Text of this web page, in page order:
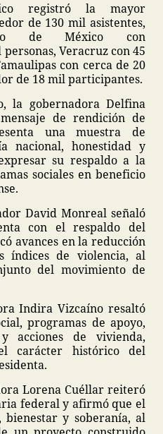
registró la mayor
de 130 mil asistentes,
de México con
Veracruz con 45
con cerca de 20
de 18 mil participantes.
la gobernadora Delfina
de rendición de
una muestra de
nacional, honestidad y
su respaldo a la
sociales en beneficio
David Monreal señaló
con el respaldo del
avances en la reducción
índices de violencia, al
del movimiento de
Indira Vizcaíno resaltó
programas de apoyo,
acciones de vivienda,
carácter histórico del
Lorena Cuéllar reiteró
federal y afirmó que el
bienestar y soberanía, al